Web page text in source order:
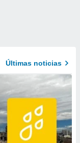
Últimas noticias